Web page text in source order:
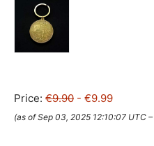
Price: €9.90 - €9.99
(as of Sep 03, 2025 12:10:07 UTC –